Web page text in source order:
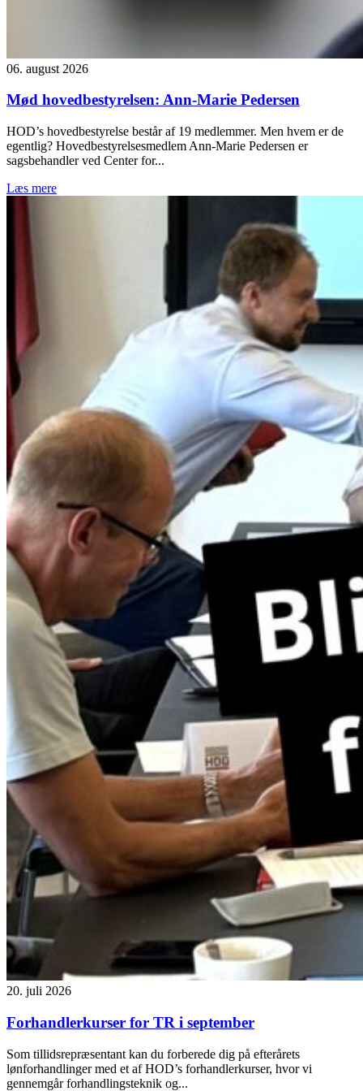
06. august 2026
Mød hovedbestyrelsen: Ann-Marie Pedersen
HOD’s hovedbestyrelse består af 19 medlemmer. Men hvem er de
egentlig? Hovedbestyrelsesmedlem Ann-Marie Pedersen er
sagsbehandler ved Center for...
Læs mere
20. juli 2026
Forhandlerkurser for TR i september
Som tillidsrepræsentant kan du forberede dig på efterårets
lønforhandlinger med et af HOD’s forhandlerkurser, hvor vi
gennemgår forhandlingsteknik og...